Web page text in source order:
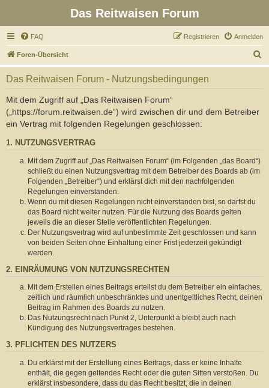
Das Reitwaisen Forum
FAQ Anmelden
Registrieren
Foren-Übersicht
u
Das Reitwaisen Forum - Nutzungsbedingungen
Mit dem Zugriff auf „Das Reitwaisen Forum“
(„https://forum.reitwaisen.de“) wird zwischen dir und dem Betreiber
ein Vertrag mit folgenden Regelungen geschlossen:
1. NUTZUNGSVERTRAG
Mit dem Zugriff auf „Das Reitwaisen Forum“ (im Folgenden „das Board“)
schließt du einen Nutzungsvertrag mit dem Betreiber des Boards ab (im
Folgenden „Betreiber“) und erklärst dich mit den nachfolgenden
Regelungen einverstanden.
Wenn du mit diesen Regelungen nicht einverstanden bist, so darfst du
das Board nicht weiter nutzen. Für die Nutzung des Boards gelten
jeweils die an dieser Stelle veröffentlichten Regelungen.
Der Nutzungsvertrag wird auf unbestimmte Zeit geschlossen und kann
von beiden Seiten ohne Einhaltung einer Frist jederzeit gekündigt
werden.
2. EINRÄUMUNG VON NUTZUNGSRECHTEN
Mit dem Erstellen eines Beitrags erteilst du dem Betreiber ein einfaches,
zeitlich und räumlich unbeschränktes und unentgeltliches Recht, deinen
Beitrag im Rahmen des Boards zu nutzen.
Das Nutzungsrecht nach Punkt 2, Unterpunkt a bleibt auch nach
Kündigung des Nutzungsvertrages bestehen.
3. PFLICHTEN DES NUTZERS
Du erklärst mit der Erstellung eines Beitrags, dass er keine Inhalte
enthält, die gegen geltendes Recht oder die guten Sitten verstoßen. Du
erklärst insbesondere, dass du das Recht besitzt, die in deinen